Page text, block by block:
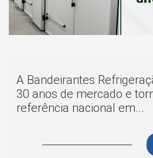
A Bandeirantes
30 anos de mercado e
referência nacional em...